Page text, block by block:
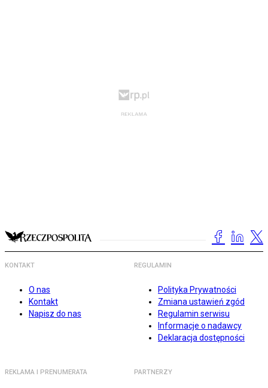
KONTAKT
O nas
Kontakt
Napisz do nas
REGULAMIN
Polityka Prywatności
Zmiana ustawień zgód
Regulamin serwisu
Informacje o nadawcy
Deklaracja dostępności
REKLAMA I PRENUMERATA PARTNERZY